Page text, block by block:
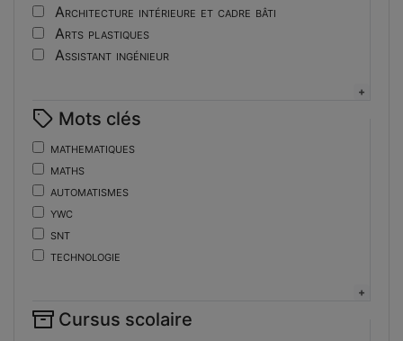
Architecture intérieure et cadre bâti
Arts plastiques
Assistant ingénieur
Boulangerie
Braille
Bureautique
Céramique industrielle
Chinois
Cinéma et photographie
Coiffure
Construction et réparation en carrosserie
Mots clés
mathematiques
maths
automatismes
ywc
snt
technologie
fonctions-lp
Cursus scolaire